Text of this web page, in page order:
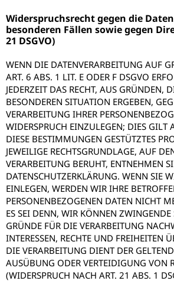
Widerspruchsrecht gegen die
besonderen Fällen sowie gegen
21 DSGVO)
WENN DIE DATENVERARBEITUNG AUF
ART. 6 ABS. 1 LIT. E ODER F DSGVO
JEDERZEIT DAS RECHT, AUS GRÜNDEN,
BESONDEREN SITUATION ERGEBEN,
VERARBEITUNG IHRER
WIDERSPRUCH EINZULEGEN; DIES GILT
DIESE BESTIMMUNGEN GESTÜTZTES
JEWEILIGE RECHTSGRUNDLAGE, AUF
VERARBEITUNG BERUHT, ENTNEHMEN
DATENSCHUTZERKLÄRUNG. WENN SIE
EINLEGEN, WERDEN WIR IHRE
PERSONENBEZOGENEN DATEN NICHT
ES SEI DENN, WIR KÖNNEN
GRÜNDE FÜR DIE VERARBEITUNG
INTERESSEN, RECHTE UND FREIHEITEN
DIE VERARBEITUNG DIENT DER
AUSÜBUNG ODER VERTEIDIGUNG VON
(WIDERSPRUCH NACH ART. 21 ABS. 1